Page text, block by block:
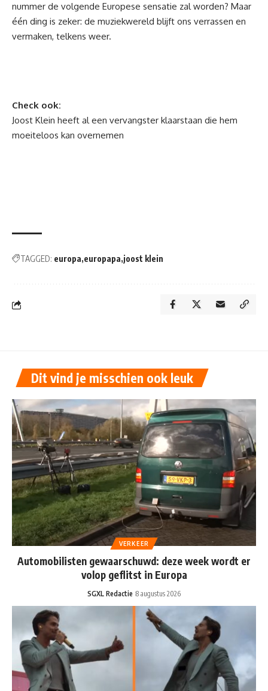
nummer de volgende Europese sensatie zal worden? Maar
één ding is zeker: de muziekwereld blijft ons verrassen en
vermaken, telkens weer.
Check ook:
Joost Klein heeft al een vervangster klaarstaan die hem
moeiteloos kan overnemen
TAGGED: europa europapa joost klein
Dit vind je misschien ook leuk
VERKEER
Automobilisten gewaarschuwd: deze week wordt er
volop geflitst in Europa
SGXL Redactie 8 augustus 2026